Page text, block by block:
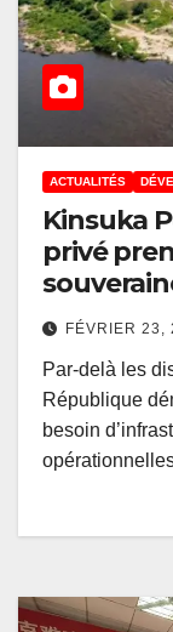
ACTUALITÉS
Kinsuka
privé
RDC
FÉVRIER 23,
Par-delà les
République
besoin